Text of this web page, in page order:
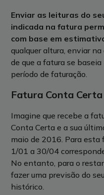
Enviar as leituras do
indicada na fatura
com base em
qualquer altura, enviar
de que a fatura se
período de faturação.
Fatura Conta Certa
Imagine que recebe a
Conta Certa e a sua
maio de 2016. Para esta
1/01 a 30/04
No entanto, para o
fazer uma previsão do
histórico.